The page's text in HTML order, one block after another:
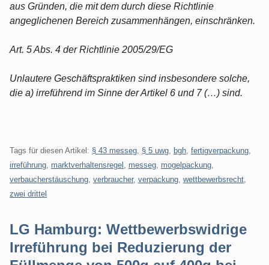
aus Gründen, die mit dem durch diese Richtlinie
angeglichenen Bereich zusammenhängen, einschränken.
Art. 5 Abs. 4 der Richtlinie 2005/29/EG
Unlautere Geschäftspraktiken sind insbesondere solche,
die a) irreführend im Sinne der Artikel 6 und 7 (…) sind.
Tags für diesen Artikel: § 43 messeg § 5 uwg bgh fertigverpackung
irreführung marktverhaltensregel messeg mogelpackung
verbaucherstäuschung verbraucher, verpackung wettbewerbsrecht
zwei drittel
LG Hamburg: Wettbewerbswidrige
Irreführung bei Reduzierung der